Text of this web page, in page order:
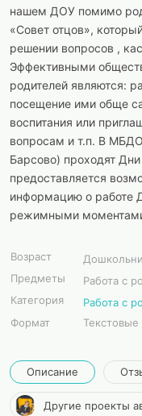
нашем ДОУ помимо
«Совет отцов»,
решении вопросов ,
Эффективными
родителей являются:
посещение ими обще
воспитания или
вопросам и т.п. В
Барсово) проходят
предоставляется
информацию о работе
режимными
Возраст
Предметы
Работа с
Категория
Работа с
Формат
Описание
Другие проекты